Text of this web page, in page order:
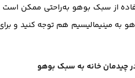
از سبک بوهو به‌راحتی ممکن
به مینیمالیسیم هم توجه کنید و